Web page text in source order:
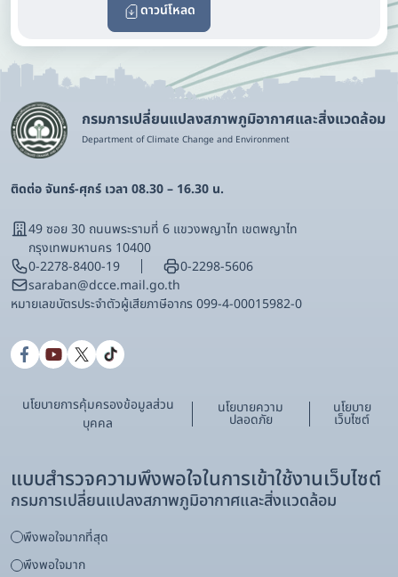
ดาวน์โหลด
กรมการเปลี่ยนแปลงสภาพภูมิอากาศและสิ่งแวดล้อม
Department of Climate Change and Environment
ติดต่อ จันทร์-ศุกร์ เวลา 08.30 – 16.30 น.
49 ซอย 30 ถนนพระรามที่ 6 แขวงพญาไท เขตพญาไท
กรุงเทพมหานคร 10400
0-2278-8400-19
0-2298-5606
saraban@dcce.mail.go.th
หมายเลขบัตรประจําตัวผู้เสียภาษีอากร 099-4-00015982-0
นโยบายการคุ้มครองข้อมูลส่วน
บุคคล
นโยบายความ
ปลอดภัย
นโยบาย
เว็บไซต์
แบบสำรวจความพึงพอใจในการเข้าใช้งานเว็บไซต์
กรมการเปลี่ยนแปลงสภาพภูมิอากาศและสิ่งแวดล้อม
พึงพอใจมากที่สุด
พึงพอใจมาก